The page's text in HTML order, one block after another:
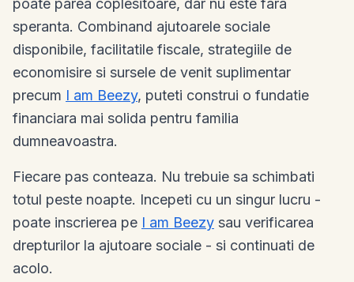
poate parea coplesitoare, dar nu este fara
speranta. Combinand ajutoarele sociale
disponibile, facilitatile fiscale, strategiile de
economisire si sursele de venit suplimentar
precum I am Beezy, puteti construi o fundatie
financiara mai solida pentru familia
dumneavoastra.
Fiecare pas conteaza. Nu trebuie sa schimbati
totul peste noapte. Incepeti cu un singur lucru -
poate inscrierea pe I am Beezy sau verificarea
drepturilor la ajutoare sociale - si continuati de
acolo.